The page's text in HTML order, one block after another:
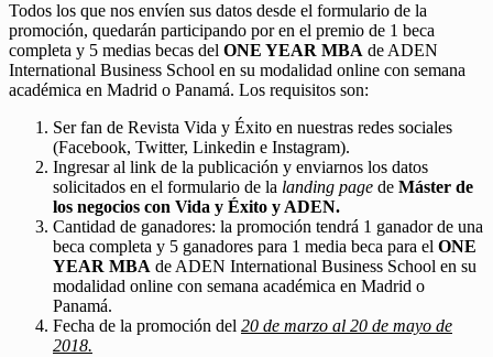
Todos los que nos envíen sus datos desde el formulario de la
promoción, quedarán participando por en el premio de 1 beca
completa y 5 medias becas del ONE YEAR MBA de ADEN
International Business School en su modalidad online con semana
académica en Madrid o Panamá. Los requisitos son:
Ser fan de Revista Vida y Éxito en nuestras redes sociales
(Facebook, Twitter, Linkedin e Instagram).
Ingresar al link de la publicación y enviarnos los datos
solicitados en el formulario de la landing page de Máster de
los negocios con Vida y Éxito y ADEN.
Cantidad de ganadores: la promoción tendrá 1 ganador de una
beca completa y 5 ganadores para 1 media beca para el ONE
YEAR MBA de ADEN International Business School en su
modalidad online con semana académica en Madrid o
Panamá.
Fecha de la promoción del 20 de marzo al 20 de mayo de
2018.